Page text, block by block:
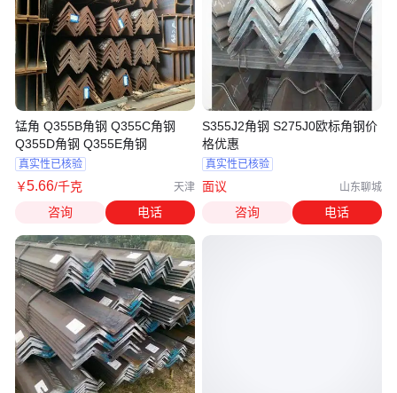
锰角 Q355B角钢 Q355C角钢
Q355D角钢 Q355E角钢
真实性已核验
￥5.66/千克 天津
咨询 电话
S355J2角钢 S275J0欧标角钢价
格优惠
真实性已核验
面议 山东聊城
咨询 电话